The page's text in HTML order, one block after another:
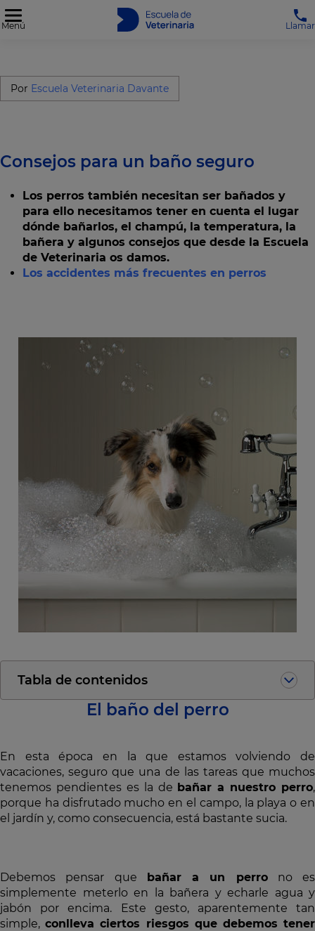
Menú Llamar
Por Escuela Veterinaria Davante
Consejos para un baño seguro
Los perros también necesitan ser bañados y
para ello necesitamos tener en cuenta el lugar
dónde bañarlos, el champú, la temperatura, la
bañera y algunos consejos que desde la Escuela
de Veterinaria os damos.
Los accidentes más frecuentes en perros
Tabla de contenidos
El baño del perro
En esta época en la que estamos volviendo de
vacaciones, seguro que una de las tareas que muchos
tenemos pendientes es la de bañar a nuestro perro,
porque ha disfrutado mucho en el campo, la playa o en
el jardín y, como consecuencia, está bastante sucia.
Debemos pensar que bañar a un perrono es
simplemente meterlo en la bañera y echarle agua y
jabón por encima. Este gesto, aparentemente tan
simple,conlleva ciertos riesgos que debemos tener